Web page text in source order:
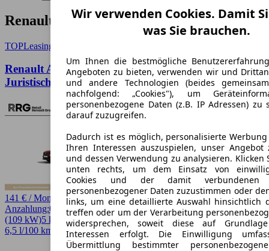
Renault-Angebote in Bergheim
TOPLeasing
Renault Austral Evolution Mild Hybrid 150 nur
Juristisch
141 € / Monat
Anzahlung:0,00 €Laufzeit:36 Monate km/Jahr:5.000Andere148 PS
(109 kW)5 km EZ 08/2026 AutomatikLimousine4 Türen
6,5 l/100 km (komb.)* · 148 g/km CO2* · CO2-Klasse E
Wir verwenden Cookies. Damit
was Sie brauchen.
Um Ihnen die bestmögliche
Angeboten zu bieten, verwenden wir und
und andere Technologien (beides
nachfolgend: „Cookies"), um
personenbezogene Daten (z.B. IP Adressen) zu
darauf zuzugreifen.
Dadurch ist es möglich, personalisierte
Ihren Interessen auszuspielen, unser Angebot
und dessen Verwendung zu analysieren. Klicken
unten rechts, um dem Einsatz von
Cookies und der damit verbundenen
personenbezogener Daten zuzustimmen oder
links, um eine detaillierte Auswahl hinsichtlich
treffen oder um der Verarbeitung
widersprechen, soweit diese auf
Interessen erfolgt. Die Einwilligung
Übermittlung bestimmter